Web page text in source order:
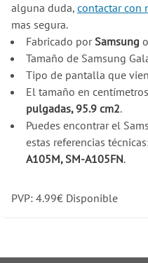
alguna duda, contactar con
mas segura.
Fabricado porSamsung
Tamaño de Samsung
Tipo de pantalla que
El tamaño en
pulgadas, 95.9 cm2.
Puedes encontrar el
estas referencias
A105M, SM-A105FN.
PVP: 4.99€ Disponible